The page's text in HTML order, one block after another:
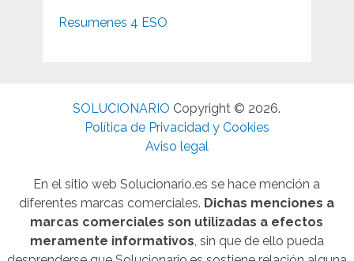
Resumenes 4 ESO
SOLUCIONARIO Copyright © 2026.
Política de Privacidad y Cookies
Aviso legal
En el sitio web Solucionario.es se hace mención a
diferentes marcas comerciales. Dichas menciones a
marcas comerciales son utilizadas a efectos
meramente informativos, sin que de ello pueda